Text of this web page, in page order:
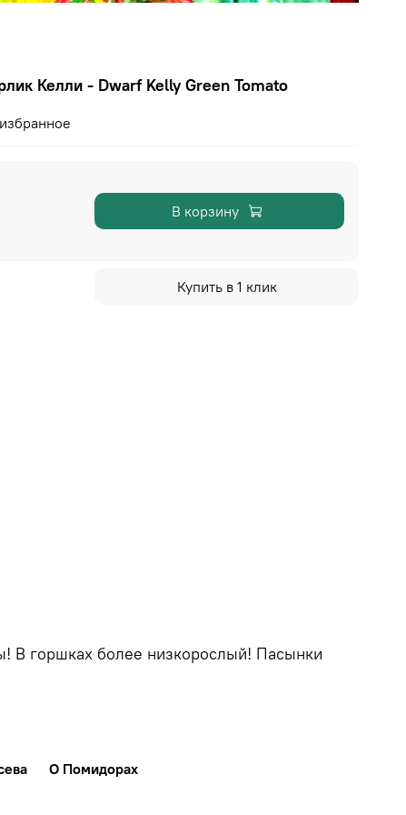
Келли - Dwarf Kelly Green Tomato
В корзину
Купить в 1 клик
В горшках более низкорослый! Пасынки
О Помидорах